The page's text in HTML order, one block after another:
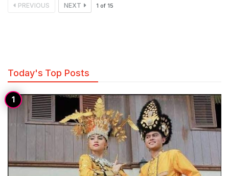
PREVIOUS NEXT 1 of 15
Today's Top Posts